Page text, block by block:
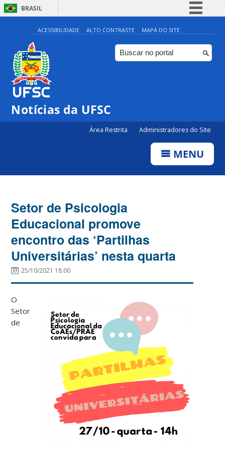
BRASIL
Simplifique!
Comunica BR
Participe
ACESSIBILIDADE ALTO CONTRASTE MAPA DO SITE
Notícias da UFSC
Área Restrita Administradores do Site
MENU
Setor de Psicologia
Educacional promove
encontro das ‘Partilhas
Universitárias’ nesta quarta
25/10/2021 18:00
O
Setor
de